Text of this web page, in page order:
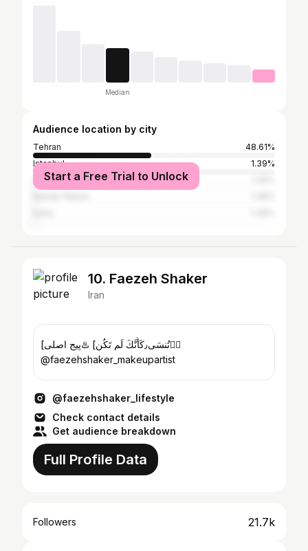
Median
Audience location by city
Tehran
48.61%
Istanbul
1.39%
Dubai
Start a Free Trial to Unlock
10. Faezeh Shaker
Iran
[تُنسَى٫كَأَنَّكَ لَم تَكُن] ♨️پیج اصلی👇🏼
@faezehshaker_makeupartist
@faezehshaker_lifestyle
Check contact details
Get audience breakdown
Full Profile Data
Followers 21.7k